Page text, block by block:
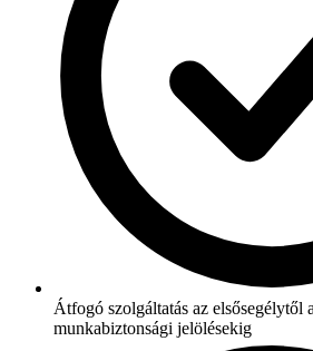
Átfogó szolgáltatás az elsősegélytől
munkabiztonsági jelölésekig